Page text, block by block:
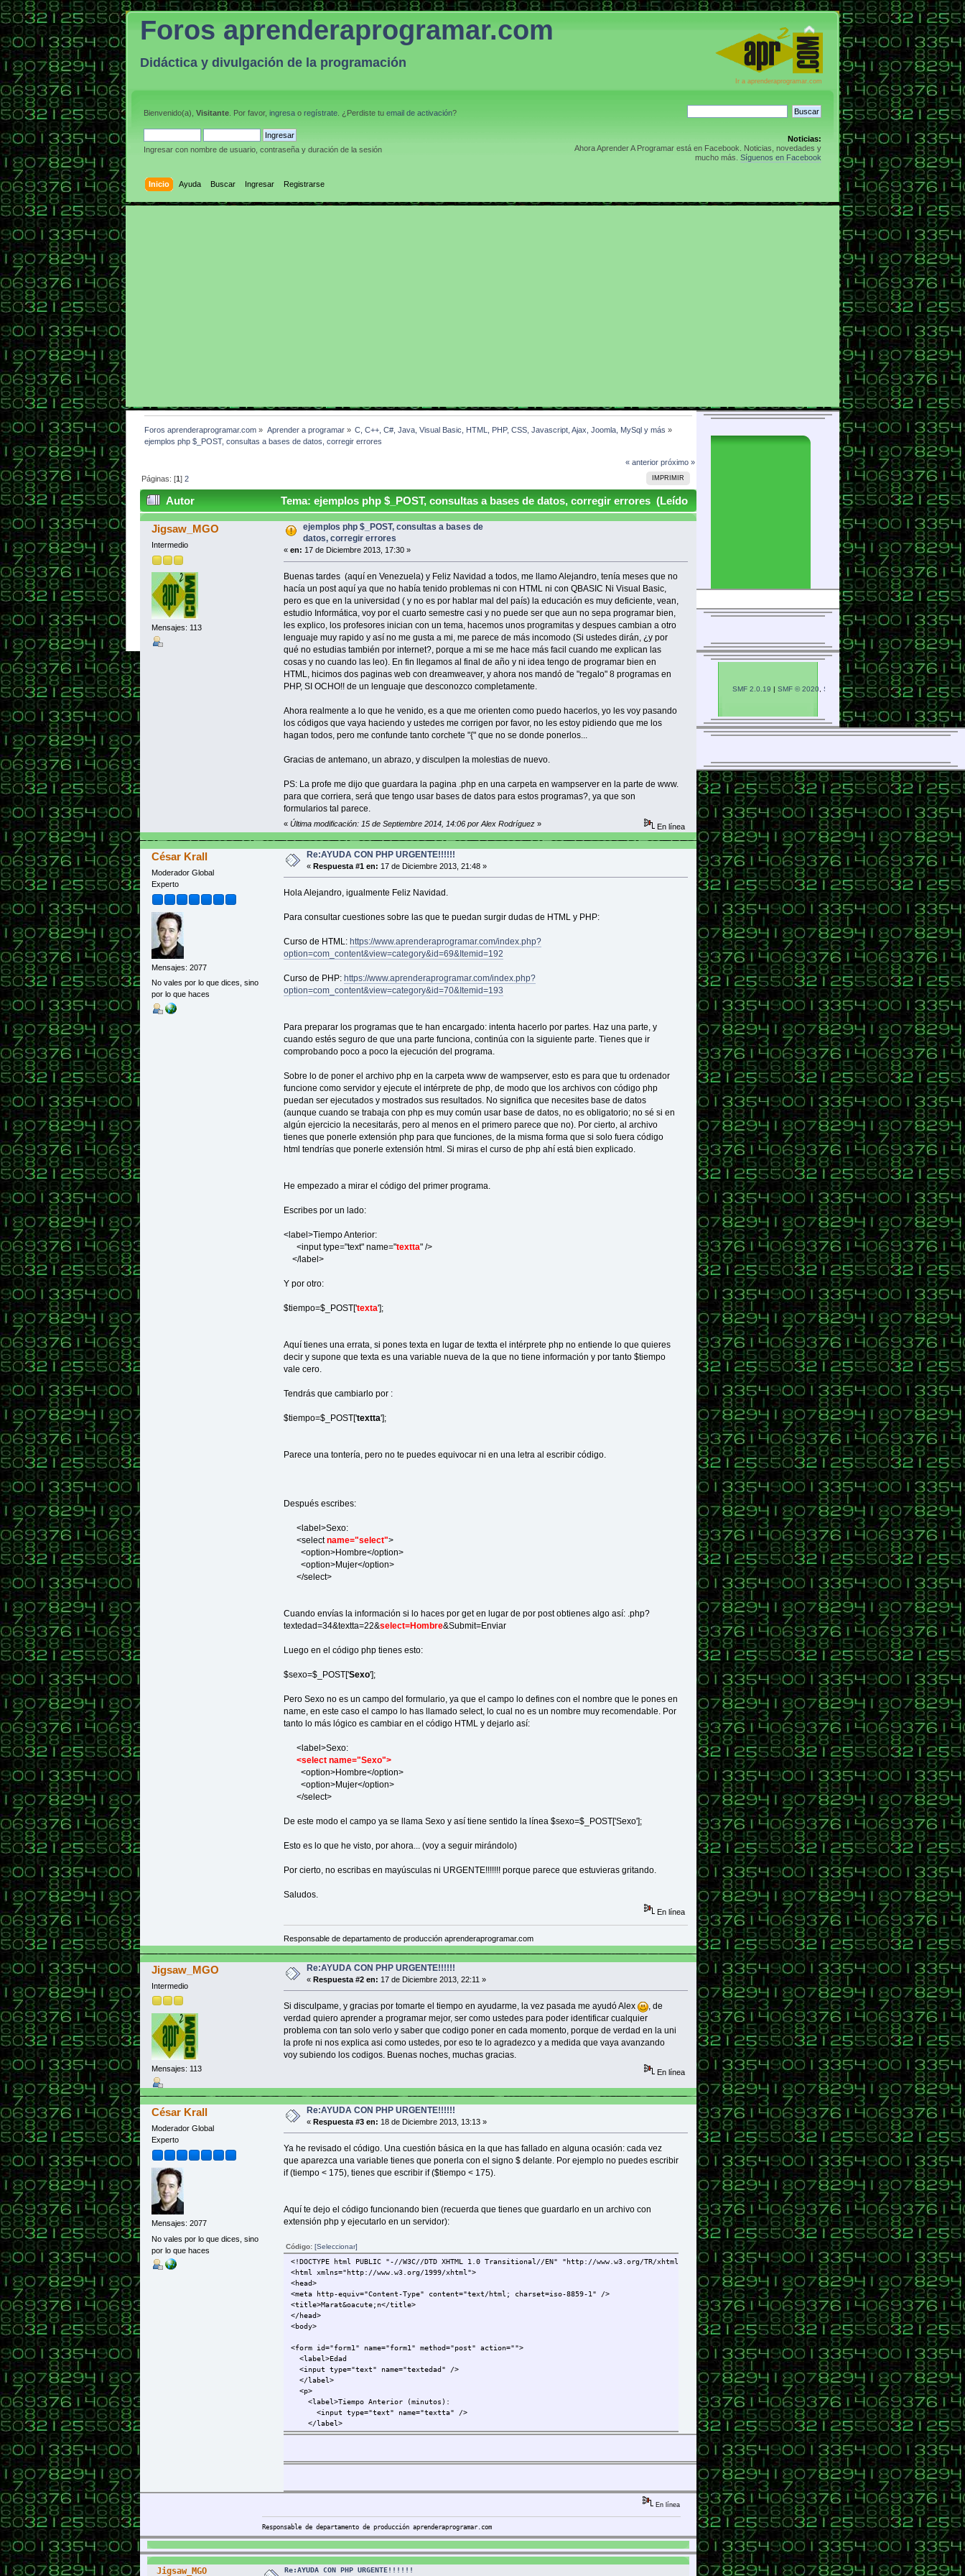
Foros aprenderaprogramar.com
Didáctica y divulgación de la programación
Ir a aprenderaprogramar.com
Bienvenido(a), Visitante . Por favor, ingresa o regístrate . ¿Perdiste tu email de activación?
Ingresar con nombre de usuario, contraseña y duración de la sesión
Noticias:
Ahora Aprender A Programar está en Facebook. Noticias, novedades y
mucho más. Síguenos en Facebook
Inicio Ayuda Buscar Ingresar Registrarse
Foros aprenderaprogramar.com » Aprender a programar» C, C++, C#, Java, Visual Basic, HTML, PHP, CSS, Javascript, Ajax, Joomla, MySql y más »
ejemplos php $_POST, consultas a bases de datos, corregir errores
« anterior próximo »
IMPRIMIR
Páginas: [1]2
Autor
Tema: ejemplos php $_POST, consultas a bases de datos, corregir errores (Leído
45398 veces)
Jigsaw_MGO
Intermedio
Mensajes: 113
ejemplos php $_POST, consultas a bases de
datos, corregir errores
« en: 17 de Diciembre 2013, 17:30 »
Buenas tardes (aquí en Venezuela) y Feliz Navidad a todos, me llamo Alejandro, tenía meses que no
hacía un post aquí ya que no había tenido problemas ni con HTML ni con QBASIC Ni Visual Basic,
pero es que en la universidad ( y no es por hablar mal del país) la educación es muy deficiente, vean,
estudio Informática, voy por el cuarto semestre casi y no puede ser que aun no sepa programar bien,
les explico, los profesores inician con un tema, hacemos unos programitas y despues cambian a otro
lenguaje muy rapido y así no me gusta a mi, me parece de más incomodo (Si ustedes dirán, ¿y por
qué no estudias también por internet?, porque a mi se me hace más facil cuando me explican las
cosas y no cuando las leo). En fin llegamos al final de año y ni idea tengo de programar bien en
HTML, hicimos dos paginas web con dreamweaver, y ahora nos mandó de "regalo" 8 programas en
PHP, SI OCHO!! de un lenguaje que desconozco completamente.
Ahora realmente a lo que he venido, es a que me orienten como puedo hacerlos, yo les voy pasando
los códigos que vaya haciendo y ustedes me corrigen por favor, no les estoy pidiendo que me los
hagan todos, pero me confunde tanto corchete "{" que no se donde ponerlos...
Gracias de antemano, un abrazo, y disculpen la molestias de nuevo.
PS: La profe me dijo que guardara la pagina .php en una carpeta en wampserver en la parte de www.
para que corriera, será que tengo usar bases de datos para estos programas?, ya que son
formularios tal parece.
« Última modificación: 15 de Septiembre 2014, 14:06 por Alex Rodríguez» En línea
César Krall
Moderador Global
Experto
Mensajes: 2077
No vales por lo que dices, sino
por lo que haces
Re:AYUDA CON PHP URGENTE!!!!!!
« Respuesta #1 en: 17 de Diciembre 2013, 21:48 »
Hola Alejandro, igualmente Feliz Navidad.
Para consultar cuestiones sobre las que te puedan surgir dudas de HTML y PHP:
Curso de HTML: https://www.aprenderaprogramar.com/index.php?
option=com_content&view=category&id=69&Itemid=192
Curso de PHP: https://www.aprenderaprogramar.com/index.php?
option=com_content&view=category&id=70&Itemid=193
Para preparar los programas que te han encargado: intenta hacerlo por partes. Haz una parte, y
cuando estés seguro de que una parte funciona, continúa con la siguiente parte. Tienes que ir
comprobando poco a poco la ejecución del programa.
Sobre lo de poner el archivo php en la carpeta www de wampserver, esto es para que tu ordenador
funcione como servidor y ejecute el intérprete de php, de modo que los archivos con código php
puedan ser ejecutados y mostrados sus resultados. No significa que necesites base de datos
(aunque cuando se trabaja con php es muy común usar base de datos, no es obligatorio; no sé si en
algún ejercicio la necesitarás, pero al menos en el primero parece que no). Por cierto, al archivo
tienes que ponerle extensión php para que funciones, de la misma forma que si solo fuera código
html tendrías que ponerle extensión html. Si miras el curso de php ahí está bien explicado.
He empezado a mirar el código del primer programa.
Escribes por un lado:
<label>Tiempo Anterior:
<input type="text" name="textta" />
</label>
Y por otro:
$tiempo=$_POST['texta'];
Aquí tienes una errata, si pones texta en lugar de textta el intérprete php no entiende lo que quieres
decir y supone que texta es una variable nueva de la que no tiene información y por tanto $tiempo
vale cero.
Tendrás que cambiarlo por :
$tiempo=$_POST['textta'];
Parece una tontería, pero no te puedes equivocar ni en una letra al escribir código.
Después escribes:
<label>Sexo:
<selectname="select">
<option>Hombre</option>
<option>Mujer</option>
</select>
Cuando envías la información si lo haces por get en lugar de por post obtienes algo así: .php?
textedad=34&textta=22&select=Hombre&Submit=Enviar
Luego en el código php tienes esto:
$sexo=$_POST['Sexo'];
Pero Sexo no es un campo del formulario, ya que el campo lo defines con el nombre que le pones en
name, en este caso el campo lo has llamado select, lo cual no es un nombre muy recomendable. Por
tanto lo más lógico es cambiar en el código HTML y dejarlo así:
<label>Sexo:
<select name="Sexo">
<option>Hombre</option>
<option>Mujer</option>
</select>
De este modo el campo ya se llama Sexo y así tiene sentido la línea $sexo=$_POST['Sexo'];
Esto es lo que he visto, por ahora... (voy a seguir mirándolo)
Por cierto, no escribas en mayúsculas ni URGENTE!!!!!!! porque parece que estuvieras gritando.
Saludos.
En línea
Responsable de departamento de producción aprenderaprogramar.com
Jigsaw_MGO
Intermedio
Mensajes: 113
Re:AYUDA CON PHP URGENTE!!!!!!
« Respuesta #2 en: 17 de Diciembre 2013, 22:11 »
Si disculpame, y gracias por tomarte el tiempo en ayudarme, la vez pasada me ayudó Alex
, de
verdad quiero aprender a programar mejor, ser como ustedes para poder identificar cualquier
problema con tan solo verlo y saber que codigo poner en cada momento, porque de verdad en la uni
la profe ni nos explica asi como ustedes, por eso te lo agradezco y a medida que vaya avanzando
voy subiendo los codigos. Buenas noches, muchas gracias.
En línea
César Krall
Moderador Global
Experto
Mensajes: 2077
No vales por lo que dices, sino
por lo que haces
Re:AYUDA CON PHP URGENTE!!!!!!
« Respuesta #3 en: 18 de Diciembre 2013, 13:13 »
Ya he revisado el código. Una cuestión básica en la que has fallado en alguna ocasión: cada vez
que aparezca una variable tienes que ponerla con el signo $ delante. Por ejemplo no puedes escribir
if (tiempo < 175), tienes que escribir if ($tiempo < 175).
Aquí te dejo el código funcionando bien (recuerda que tienes que guardarlo en un archivo con
extensión php y ejecutarlo en un servidor):
Código: [Seleccionar]
<!DOCTYPE html PUBLIC "-//W3C//DTD XHTML 1.0 Transitional//EN" "http://www.w3.org/TR/xhtml1/DTD/xhtml1-transitional.dtd">
<html xmlns="http://www.w3.org/1999/xhtml">
<head>
<meta http-equiv="Content-Type" content="text/html; charset=iso-8859-1" />
<title>Marat&oacute;n</title>
</head>
<body>
<form id="form1" name="form1" method="post" action="">
<label>Edad
<input type="text" name="textedad" />
</label>
<p>
<label>Tiempo Anterior (minutos):
<input type="text" name="textta" />
</label>
</p>
<select name="Sexo">
<p>
<label>Evaluar:
<input type="submit" value="Enviar" />
</label>
</p>
En línea
Responsable de departamento de producción aprenderaprogramar.com
Jigsaw_MGO Re:AYUDA CON PHP URGENTE!!!!!!
Preguntas y respuestas
¿Cómo establecer o cambiar la imagen asociada (avatar) de
Inicia sesión con tu nombre de usuario y contraseña.
Pulsa en perfil --> perfil del foro
Elige la imagen personalizada que quieras usar. Puedes
En la parte final de la página pulsa el botón "cambiar
SMF 2.0.19 SMF © 2020, Simple Machines - RSS- WAP2